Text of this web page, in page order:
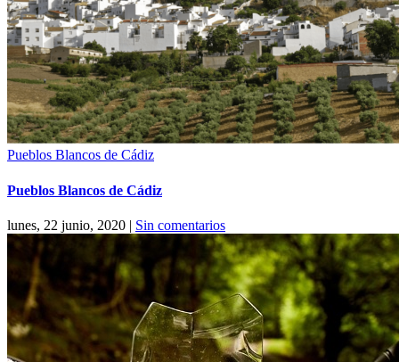
Pueblos Blancos de Cádiz
Pueblos Blancos de Cádiz
lunes, 22 junio, 2020 | Sin comentarios